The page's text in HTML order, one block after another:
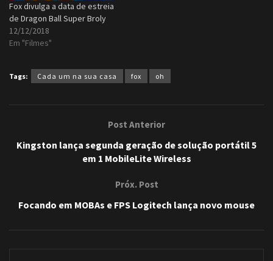
Fox divulga a data de estreia
de Dragon Ball Super Broly
12/12/2018
Em "Filmes"
Tags: Cada um na sua casa fox oh
Post Anterior
Kingston lança segunda geração de solução portátil 5
em 1 MobileLite Wireless
Próx. Post
Focando em MOBAs e FPS Logitech lança novo mouse